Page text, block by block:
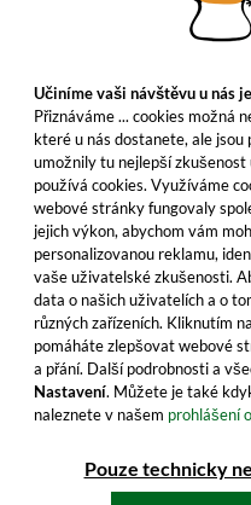
Učiníme vaši návštěvu u nás
Přiznáváme ... cookies možná
které u nás dostanete, ale
umožnily tu nejlepší
používá cookies. Využíváme
webové stránky fungovaly
jejich výkon, abychom vám
personalizovanou reklamu,
vaše uživatelské zkušenosti.
data o našich uživatelích a o
různých zařízeních. Kliknutím na
pomáháte zlepšovat webové
a přání. Další podrobnosti a
Nastavení. Můžete je také
naleznete v našem prohlášení
Pouze technicky